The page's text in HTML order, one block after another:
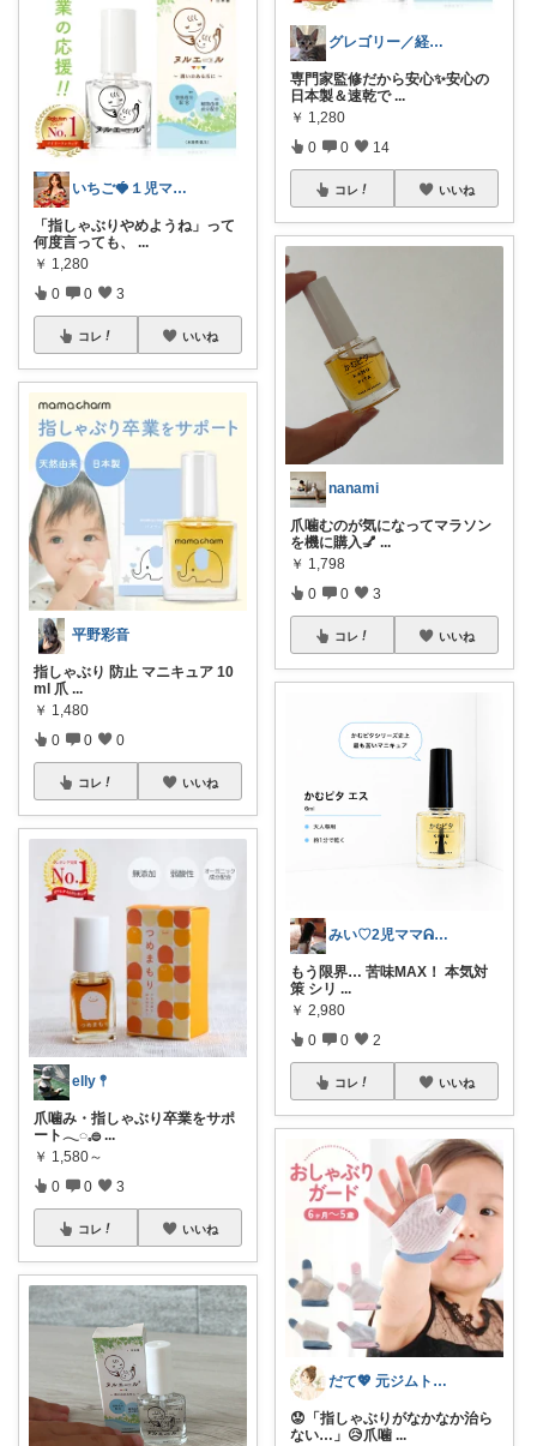
いちご🍓１児ママ/出産準備/美容/
「指しゃぶりやめようね」って
何度言っても、
...
￥ 1,280
0 0 3
コレ いいね
平野彩音
指しゃぶり 防止 マニキュア 10
ml 爪 ...
￥ 1,480
0 0 0
コレ いいね
elly 𖤣
爪噛み・指しゃぶり卒業をサポ
ート𓂃◌𓈒𓐍...
￥ 1,580～
0 0 3
コレ いいね
グレゴリー／経由購入感謝です💕
専門家監修だから安心✨安心の
日本製＆速乾で ...
￥ 1,280
0 0 14
コレ いいね
nanami
爪噛むのが気になってマラソン
を機に購入💅 ...
￥ 1,798
0 0 3
コレ いいね
みい♡2児ママᕱ⑅ᕱﾞ
もう限界… 苦味MAX！ 本気対
策 シリ ...
￥ 2,980
0 0 2
コレ いいね
だて💖 元ジムトレーナーママ子育て美容
😟「指しゃぶりがなかなか治ら
ない…」😥爪噛 ...